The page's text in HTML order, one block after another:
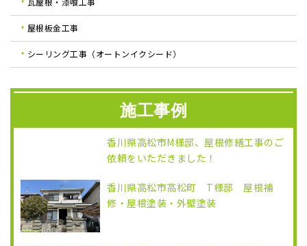
屋根板金工事
シーリング工事（オートンイクシード）
施工事例
香川県高松市M様邸、屋根修繕工事のご
依頼をいただきました！
香川県高松市高松町 T様邸 屋根補
修・屋根塗装・外壁塗装